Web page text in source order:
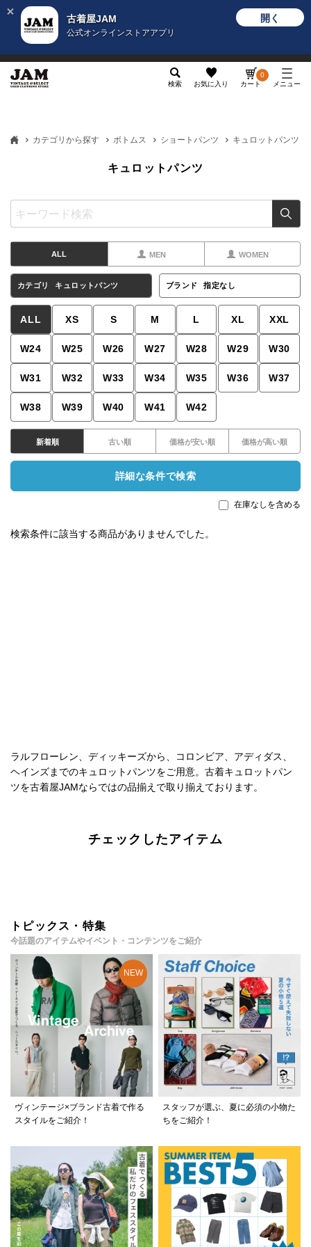
古着屋JAM
公式オンラインストアアプリ
開く
検索 お気に入り カート
0
メニュー
カテゴリから探す ボトムス ショートパンツ キュロットパンツ
キュロットパンツ
ALL MEN WOMEN
カテゴリ キュロットパンツ ブランド 指定なし
ALL XS S M L XL XXL
W24 W25 W26 W27 W28 W29 W30
W31 W32 W33 W34 W35 W36 W37
W38 W39 W40 W41 W42
新着順 古い順 価格が安い順 価格が高い順
詳細な条件で検索
在庫なしを含める
検索条件に該当する商品がありませんでした。
ラルフローレン、ディッキーズから、コロンビア、アディダス、
ヘインズまでのキュロットパンツをご用意。古着キュロットパン
ツを古着屋JAMならではの品揃えで取り揃えております。
チェックしたアイテム
トピックス・特集
今話題のアイテムやイベント・コンテンツをご紹介
ヴィンテージ×ブランド古着で作る
スタイルをご紹介！
スタッフが選ぶ、夏に必須の小物た
ちをご紹介！